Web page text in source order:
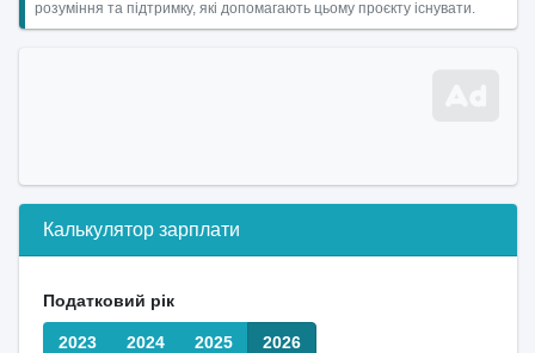
розуміння та підтримку, які допомагають цьому проєкту існувати.
Калькулятор зарплати
Податковий рік
2023 2024 2025 2026